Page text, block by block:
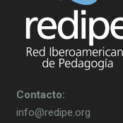
Contacto:
info@redipe.org